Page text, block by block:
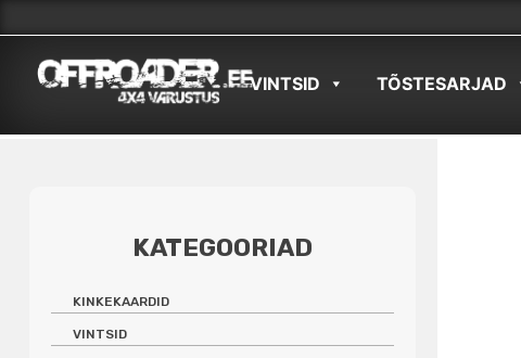
content
VINTSID TÕSTESARJAD
KATEGOORIAD
KINKEKAARDID
VINTSID